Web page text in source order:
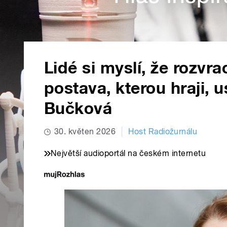
Lidé si myslí, že
postava, kterou hraji,
Bučková
30. květen 2026 Host Radiožurnálu
Největší audioportál na českém internetu